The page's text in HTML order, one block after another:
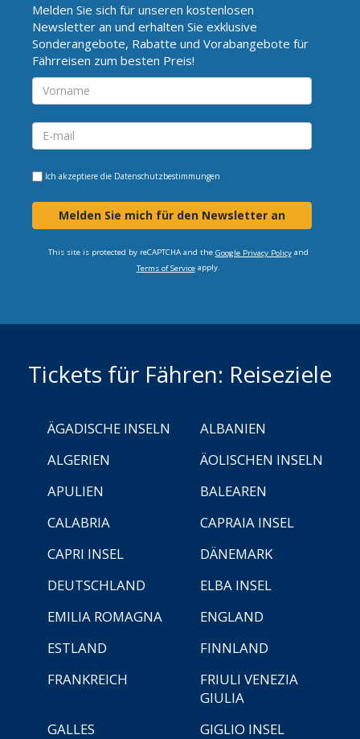
Melden Sie sich für unseren kostenlosen
Newsletter an und erhalten Sie exklusive
Sonderangebote, Rabatte und Vorabangebote für
Fährreisen zum besten Preis!
Ich akzeptiere die Datenschutzbestimmungen
Melden Sie mich für den Newsletter an
This site is protected by reCAPTCHA and the Google Privacy Policyand
Terms of Serviceapply.
Tickets für Fähren: Reiseziele
ÄGADISCHE INSELN
ALBANIEN
ALGERIEN
ÄOLISCHEN INSELN
APULIEN
BALEAREN
CALABRIA
CAPRAIA INSEL
CAPRI INSEL
DÄNEMARK
DEUTSCHLAND
ELBA INSEL
EMILIA ROMAGNA
ENGLAND
ESTLAND
FINNLAND
FRANKREICH
FRIULI VENEZIA
GIULIA
GALLES
GIGLIO INSEL